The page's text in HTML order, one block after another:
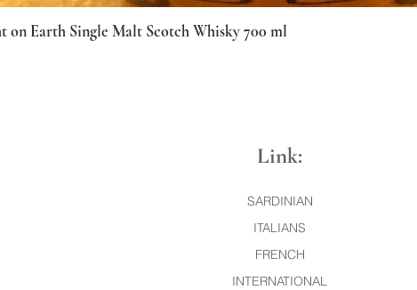
Quick View
on Earth Single Malt Scotch Whisky 700 ml
Link:
SARDINIAN
ITALIANS
FRENCH
INTERNATIONAL